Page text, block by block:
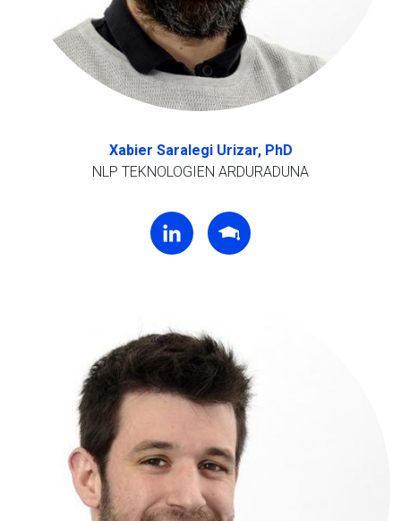
Xabier Saralegi Urizar, PhD
NLP TEKNOLOGIEN ARDURADUNA